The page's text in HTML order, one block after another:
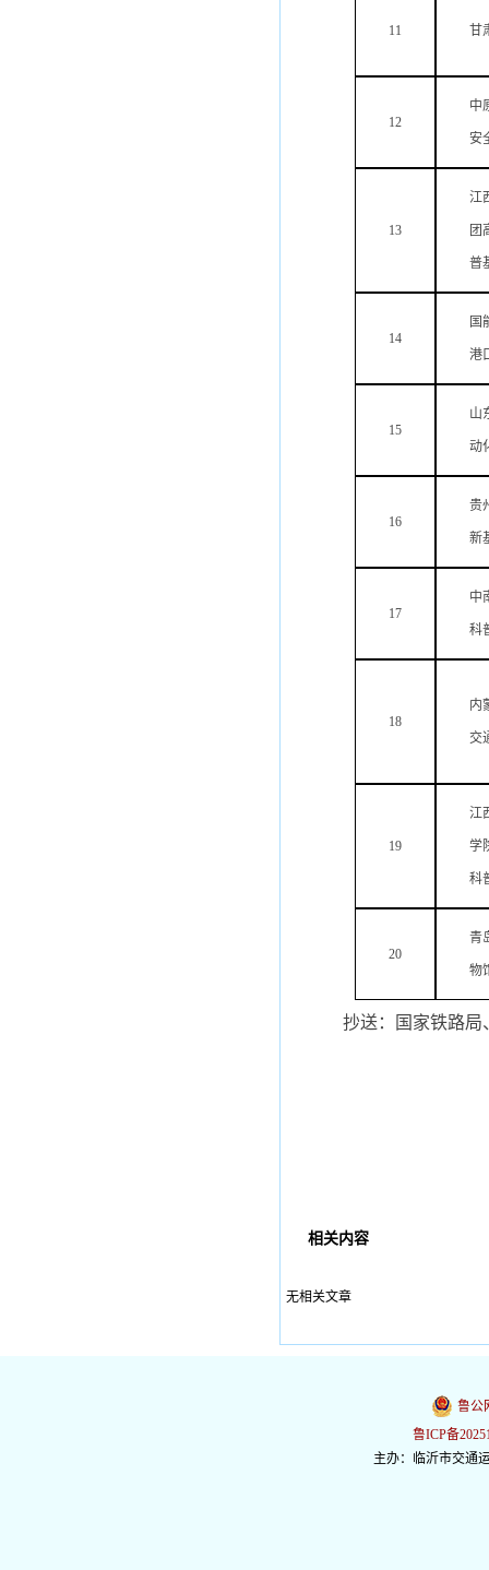
11 甘
12
中
安
13
江
团
普
14
国
港
15
山
动
16
贵
新
17
中
科
18
内
交
19
江
学
科
20
青
物
抄送：国家铁路
相关内容
无相关文章
鲁公
鲁ICP备
主办：临沂市交通